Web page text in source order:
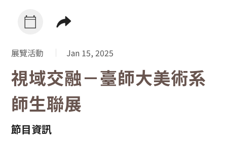
展覽活動 Jan 15, 2025
視域交融－臺師大美術系
師生聯展
節目資訊